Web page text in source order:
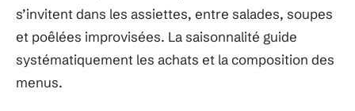
s’invitent dans les assiettes, entre salades, soupes
et poêlées improvisées. La saisonnalité guide
systématiquement les achats et la composition des
menus.